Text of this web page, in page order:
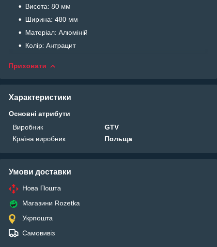
Висота: 80 мм
Ширина: 480 мм
Матеріал: Алюміній
Колір: Антрацит
Приховати
Характеристики
Основні атрибути
Виробник
GTV
Країна виробник
Польща
Умови доставки
Нова Пошта
Магазини Rozetka
Укрпошта
Самовивіз